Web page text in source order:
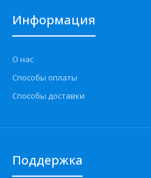
Информация
О нас
Способы оплаты
Способы доставки
Поддержка